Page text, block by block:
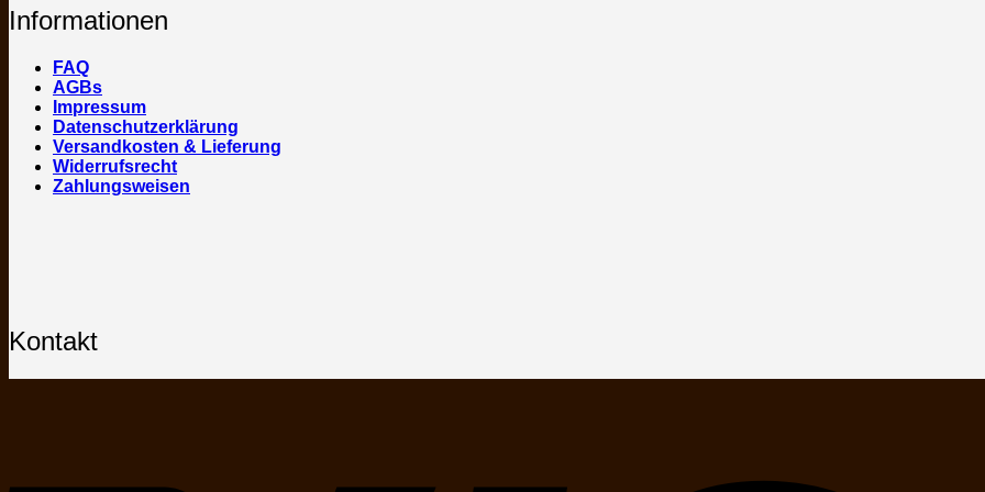
Informationen
FAQ
AGBs
Impressum
Datenschutzerklärung
Versandkosten & Lieferung
Widerrufsrecht
Zahlungsweisen
Kontakt